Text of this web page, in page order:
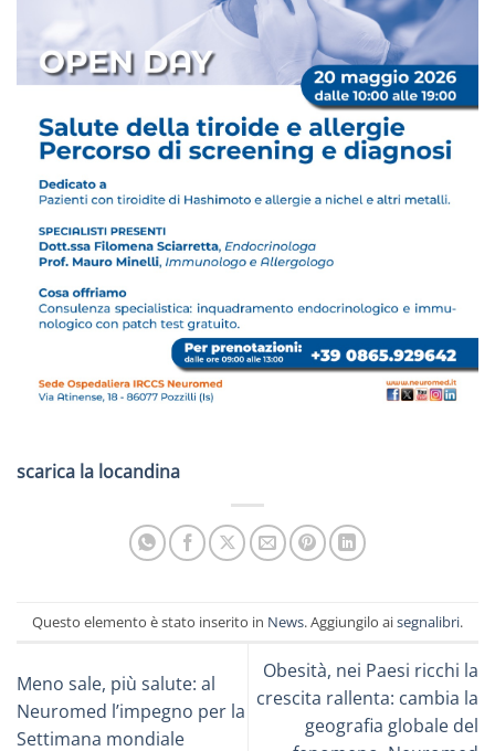
scarica la locandina
Questo elemento è stato inserito in News. Aggiungilo aisegnalibri.
Meno sale, più salute: al
Neuromed l’impegno per la
Settimana mondiale
Obesità, nei Paesi ricchi la
crescita rallenta: cambia la
geografia globale del